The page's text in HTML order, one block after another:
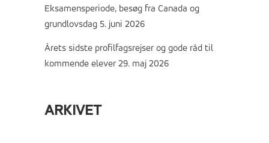
Eksamensperiode, besøg fra Canada og
grundlovsdag 5. juni 2026
Årets sidste profilfagsrejser og gode råd til
kommende elever 29. maj 2026
ARKIVET